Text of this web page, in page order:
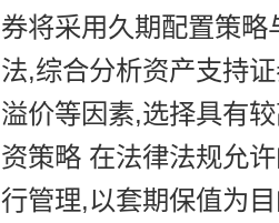
券将采用久期配置策
法,综合分析资产支持
溢价等因素,选择具有
资策略 在法律法规允
行管理,以套期保值为